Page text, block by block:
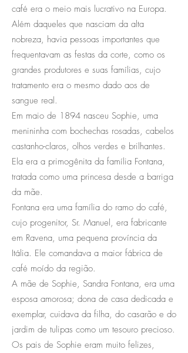
café era o meio mais lucrativo na Europa.
Além daqueles que nasciam da alta
nobreza, havia pessoas importantes que
frequentavam as festas da corte, como os
grandes produtores e suas famílias, cujo
tratamento era o mesmo dado aos de
sangue real.
Em maio de 1894 nasceu Sophie, uma
menininha com bochechas rosadas, cabelos
castanho-claros, olhos verdes e brilhantes.
Ela era a primogênita da família Fontana,
tratada como uma princesa desde a barriga
da mãe.
Fontana era uma família do ramo do café,
cujo progenitor, Sr. Manuel, era fabricante
em Ravena, uma pequena província da
Itália. Ele comandava a maior fábrica de
café moído da região.
A mãe de Sophie, Sandra Fontana, era uma
esposa amorosa; dona de casa dedicada e
exemplar, cuidava da filha, do casarão e do
jardim de tulipas como um tesouro precioso.
Os pais de Sophie eram muito felizes,